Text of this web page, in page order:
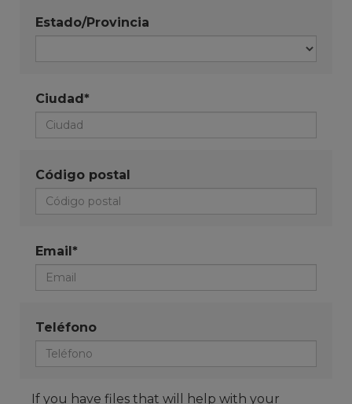
Estado/Provincia
Ciudad*
Código postal
Email*
Teléfono
If you have files that will help with your